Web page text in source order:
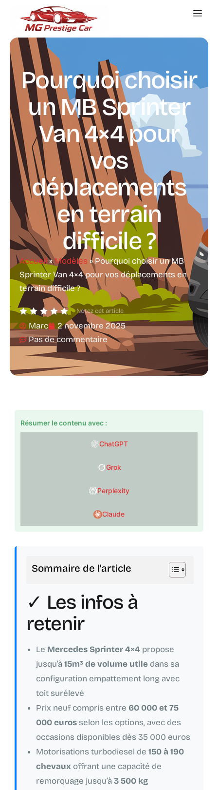
Pourquoi choisir
un MB Sprinter
Van 4×4 pour
vos
déplacements
en terrain
difficile ?
Accueil»Modèles »Pourquoi choisir un MB
Sprinter Van 4×4 pour vos déplacements en
terrain difficile ?
Notez cet article
Marc
2 novembre 2025
Pas de commentaire
Résumer le contenu avec :
ChatGPT
Grok
Perplexity
Claude
Sommaire de l'article
✓ Les infos à
retenir
Le Mercedes Sprinter 4×4 propose
jusqu’à15m³ de volume utile dans sa
configuration empattement long avec
toit surélevé
Prix neuf compris entre 60 000 et 75
000 euros selon les options, avec des
occasions disponibles dès 35 000 euros
Motorisations turbodiesel de 150 à 190
chevaux offrant une capacité de
remorquage jusqu’à3 500 kg